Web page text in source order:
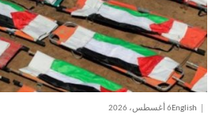
English6 أغسطس، 2026